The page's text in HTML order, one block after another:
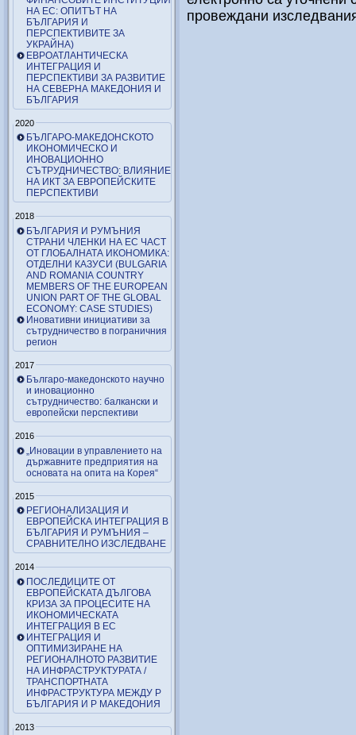
НА ЕС: ОПИТЪТ НА
БЪЛГАРИЯ И
ПЕРСПЕКТИВИТЕ ЗА
УКРАЙНА)
ЕВРОАТЛАНТИЧЕСКА
ИНТЕГРАЦИЯ И
ПЕРСПЕКТИВИ ЗА РАЗВИТИЕ
НА СЕВЕРНА МАКЕДОНИЯ И
БЪЛГАРИЯ
2020
БЪЛГАРО-МАКЕДОНСКОТО
ИКОНОМИЧЕСКО И
ИНОВАЦИОННО
СЪТРУДНИЧЕСТВО: ВЛИЯНИЕ
НА ИКТ ЗА ЕВРОПЕЙСКИТЕ
ПЕРСПЕКТИВИ
2018
БЪЛГАРИЯ И РУМЪНИЯ
СТРАНИ ЧЛЕНКИ НА ЕС ЧАСТ
ОТ ГЛОБАЛНАТА ИКОНОМИКА:
ОТДЕЛНИ КАЗУСИ (BULGARIA
AND ROMANIA COUNTRY
MEMBERS OF THE EUROPEAN
UNION PART OF THE GLOBAL
ECONOMY: CASE STUDIES)
Иновативни инициативи за
сътрудничество в пограничния
регион
2017
Българо-македонското научно
и иновационно
сътрудничество: балкански и
европейски перспективи
2016
„Иновации в управлението на
държавните предприятия на
основата на опита на Корея“
2015
РЕГИОНАЛИЗАЦИЯ И
ЕВРОПЕЙСКА ИНТЕГРАЦИЯ В
БЪЛГАРИЯ И РУМЪНИЯ –
СРАВНИТЕЛНО ИЗСЛЕДВАНЕ
2014
ПОСЛЕДИЦИТЕ ОТ
ЕВРОПЕЙСКАТА ДЪЛГОВА
КРИЗА ЗА ПРОЦЕСИТЕ НА
ИКОНОМИЧЕСКАТА
ИНТЕГРАЦИЯ В ЕС
ИНТЕГРАЦИЯ И
ОПТИМИЗИРАНЕ НА
РЕГИОНАЛНОТО РАЗВИТИЕ
НА ИНФРАСТРУКТУРАТА /
ТРАНСПОРТНАТА
ИНФРАСТРУКТУРА МЕЖДУ Р
БЪЛГАРИЯ И Р МАКЕДОНИЯ
2013
провеждани